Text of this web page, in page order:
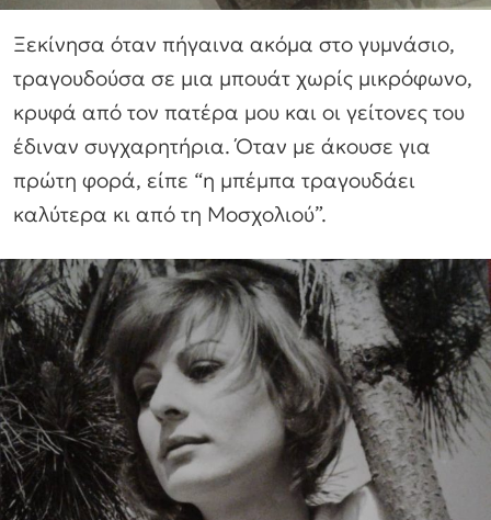
Ξεκίνησα όταν πήγαινα ακόμα στο γυμνάσιο,
τραγουδούσα σε μια μπουάτ χωρίς μικρόφωνο,
κρυφά από τον πατέρα μου και οι γείτονες του
έδιναν συγχαρητήρια. Όταν με άκουσε για
πρώτη φορά, είπε “η μπέμπα τραγουδάει
καλύτερα κι από τη Μοσχολιού”.